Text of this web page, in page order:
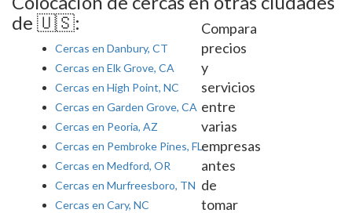
Compara
precios
y
servicios
entre
varias
empresas
antes
de
tomar
de 🇺🇸:
Cercas en Danbury, CT
Cercas en Elk Grove, CA
Cercas en High Point, NC
Cercas en Garden Grove, CA
Cercas en Peoria, AZ
Cercas en Pembroke Pines, FL
Cercas en Medford, OR
Cercas en Murfreesboro, TN
Cercas en Cary, NC